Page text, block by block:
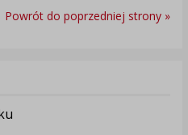
Powrót do poprzedniej strony »